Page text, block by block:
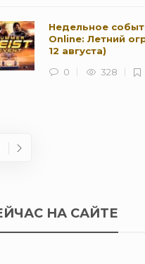
Недельное
Online: Летний
12 августа)
0
328
НА САЙТЕ